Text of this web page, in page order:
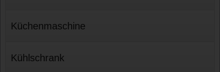
Küchenmaschine
Kühlschrank